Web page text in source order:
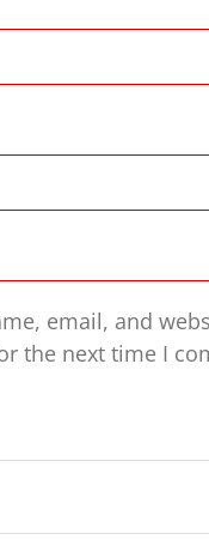
email, and
the next time I